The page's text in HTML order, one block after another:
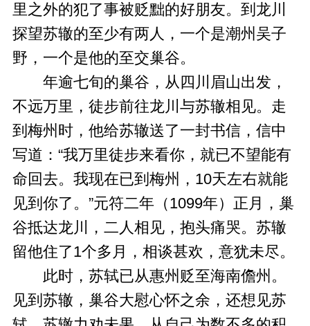
里之外的犯了事被贬黜的好朋友。到龙川
探望苏辙的至少有两人，一个是潮州吴子
野，一个是他的至交巢谷。
年逾七旬的巢谷，从四川眉山出发，
不远万里，徒步前往龙川与苏辙相见。走
到梅州时，他给苏辙送了一封书信，信中
写道：“我万里徒步来看你，就已不望能有
命回去。我现在已到梅州，10天左右就能
见到你了。”元符二年（1099年）正月，巢
谷抵达龙川，二人相见，抱头痛哭。苏辙
留他住了1个多月，相谈甚欢，意犹未尽。
此时，苏轼已从惠州贬至海南儋州。
见到苏辙，巢谷大慰心怀之余，还想见苏